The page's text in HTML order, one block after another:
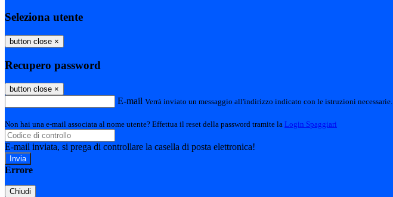
Seleziona utente
button close ×
Recupero password
button close ×
E-mail Verrà inviato un messaggio all'indirizzo indicato con le istruzioni necessarie.
Non hai una e-mail associata al nome utente? Effettua il reset della password tramite la Login Spaggiari
E-mail inviata, si prega di controllare la casella di posta elettronica!
Errore
Chiudi